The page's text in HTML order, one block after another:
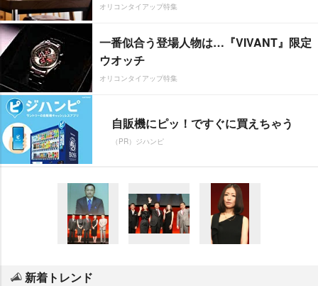
オリコンタイアップ特集
一番似合う登場人物は…『VIVANT』限定
ウオッチ
オリコンタイアップ特集
自販機にピッ！ですぐに買えちゃう
（PR）ジハンピ
新着トレンド